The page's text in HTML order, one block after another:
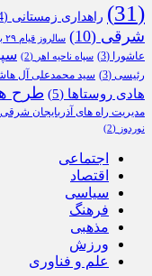
(31)
راهداری زمستانی (4)
شرقی (10) سالروز قیام ۲۹ بهمن مردم تبریز
عاشورا
(3) سپاه ناحیه اهر (2)
رئیسی (3) سید محمدعلی آل
هادی روستاها (5) طرح
مدیریت راه های آذربایجان شرقی
نوردوز (2)
اجتماعی
اقتصاد
سیاسی
فرهنگ
مذهبی
ورزش
علم و فناوری